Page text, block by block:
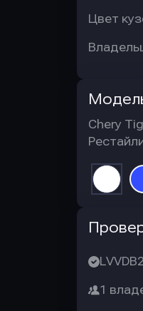
Цвет
Chery
1